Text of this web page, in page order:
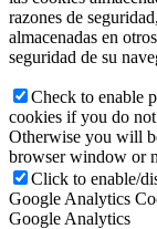
razones de
almacenadas en
seguridad de su
Check to enable
cookies if you do
Otherwise you will
browser window or
Click to enable/
Google Analytics
Google Analytics